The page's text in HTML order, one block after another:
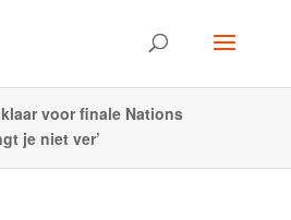
klaar voor finale Nations
je niet ver’